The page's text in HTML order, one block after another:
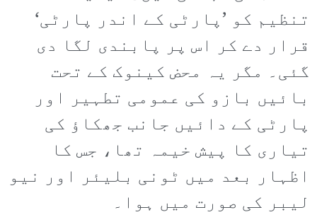
تنظیم کو ’پارٹی کے اندر پارٹی‘
قرار دے کر اس پر پابندی لگا دی
گئی۔ مگر یہ محض کینوک کے تحت
بائیں بازو کی عمومی تطہیر اور
پارٹی کے دائیں جانب جھکاؤ کی
تیاری کا پیش خیمہ تھا، جس کا
اظہار بعد میں ٹونی بلیئر اور نیو
لیبر کی صورت میں ہوا۔